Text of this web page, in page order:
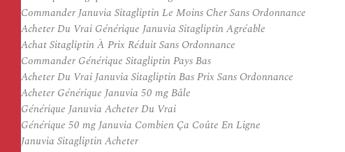
Commander Januvia Sitagliptin Le Moins Cher Sans Ordonnance
Acheter Du Vrai Générique Januvia Sitagliptin Agréable
Achat Sitagliptin À Prix Réduit Sans Ordonnance
Commander Générique Sitagliptin Pays Bas
Acheter Du Vrai Januvia Sitagliptin Bas Prix Sans Ordonnance
Acheter Générique Januvia 50 mg Bâle
Générique Januvia Acheter Du Vrai
Générique 50 mg Januvia Combien Ça Coûte En Ligne
Januvia Sitagliptin Acheter